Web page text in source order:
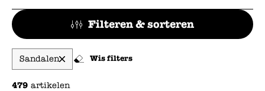
Filteren & sorteren
Sandalen Wis filters
479 artikelen